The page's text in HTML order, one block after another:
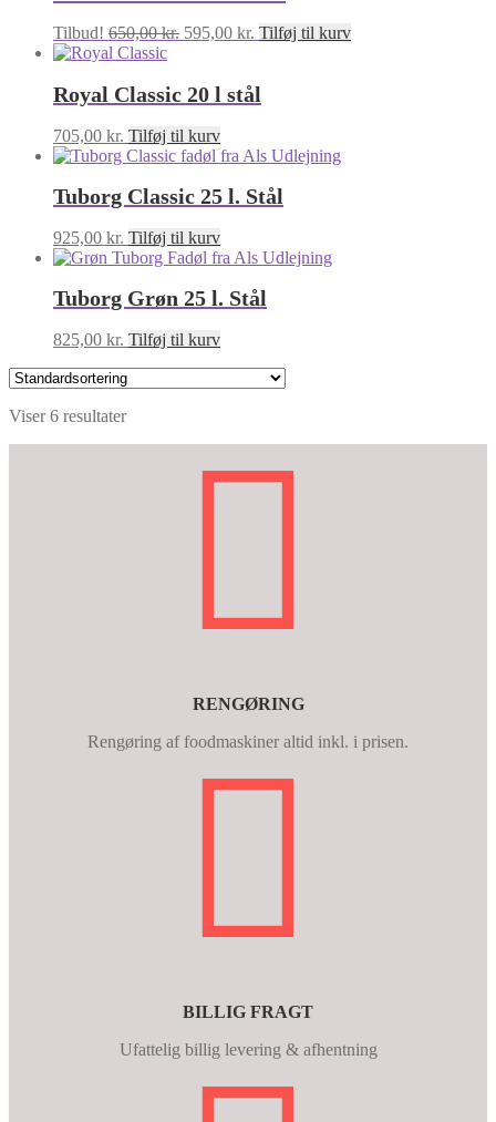
730,00 kr..695,00 kr..
Tilbud! 650,00kr. Den
var:
650,00 kr..
595,00 kr. Den
er:
595,00 kr..
Tilføj til kurv
Royal Classic 20 l stål
705,00 kr. Tilføj til kurv
Tuborg Classic 25 l. Stål
925,00 kr. Tilføj til kurv
Tuborg Grøn 25 l. Stål
825,00 kr. Tilføj til kurv
Viser 6 resultater
RENGØRING
Rengøring af foodmaskiner altid inkl. i prisen.
BILLIG FRAGT
Ufattelig billig levering & afhentning